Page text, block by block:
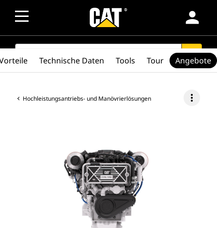
person
SEARCH search
Hochleistungsantriebs- und Manövrierlösungen more_vert
Technische Daten Tools Tour Angebote